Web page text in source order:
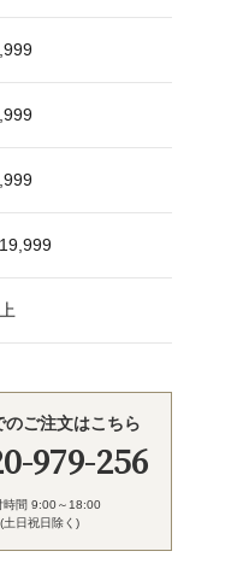
のご注文はこちら
979-256
時間 9:00～18:00
(土日祝日除く)